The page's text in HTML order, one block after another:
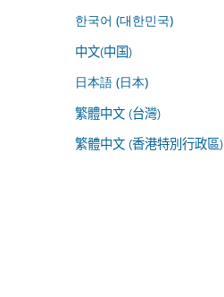
한국어 (대한민국)
中文(中国)
日本語 (日本)
繁體中文 (台灣)
繁體中文 (香港特別行政區)